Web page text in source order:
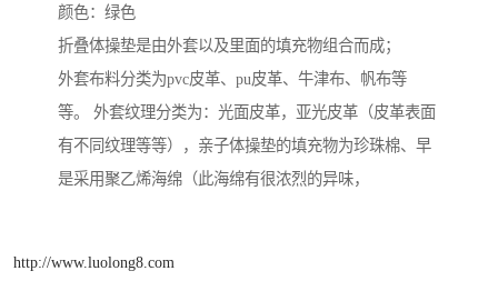
颜色：绿色
折叠体操垫是由外套以及里面的填充物组合而成；
外套布料分类为pvc皮革、pu皮革、牛津布、帆布等
等。 外套纹理分类为：光面皮革，亚光皮革（皮革表面
有不同纹理等等），亲子体操垫的填充物为珍珠棉、早
是采用聚乙烯海绵（此海绵有很浓烈的异味，
http://www.luolong8.com